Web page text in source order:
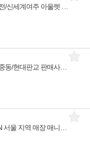
[프라다 코리아] 명품 PRADA 신세계경기/현대중동/현대판교 판매사원 & Stock(스탁) 채용